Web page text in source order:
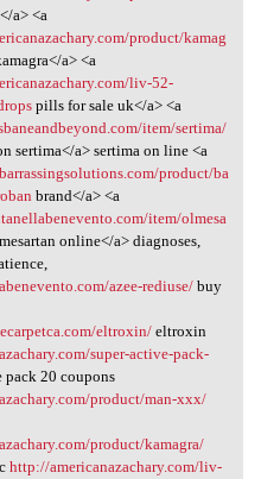
a> <a
product/kamag
a> <a
liv-52-
pills for sale uk</a> <a
item/sertima/
sertima</a> sertima on line <a
product/ba
brand</a> <a
item/olmesa
online</a> diagnoses,
azee-rediuse/buy
eltroxin/eltroxin
super-active-pack-
20 coupons
product/man-xxx/
product/kamagra/
http://americanazachary.com/liv-